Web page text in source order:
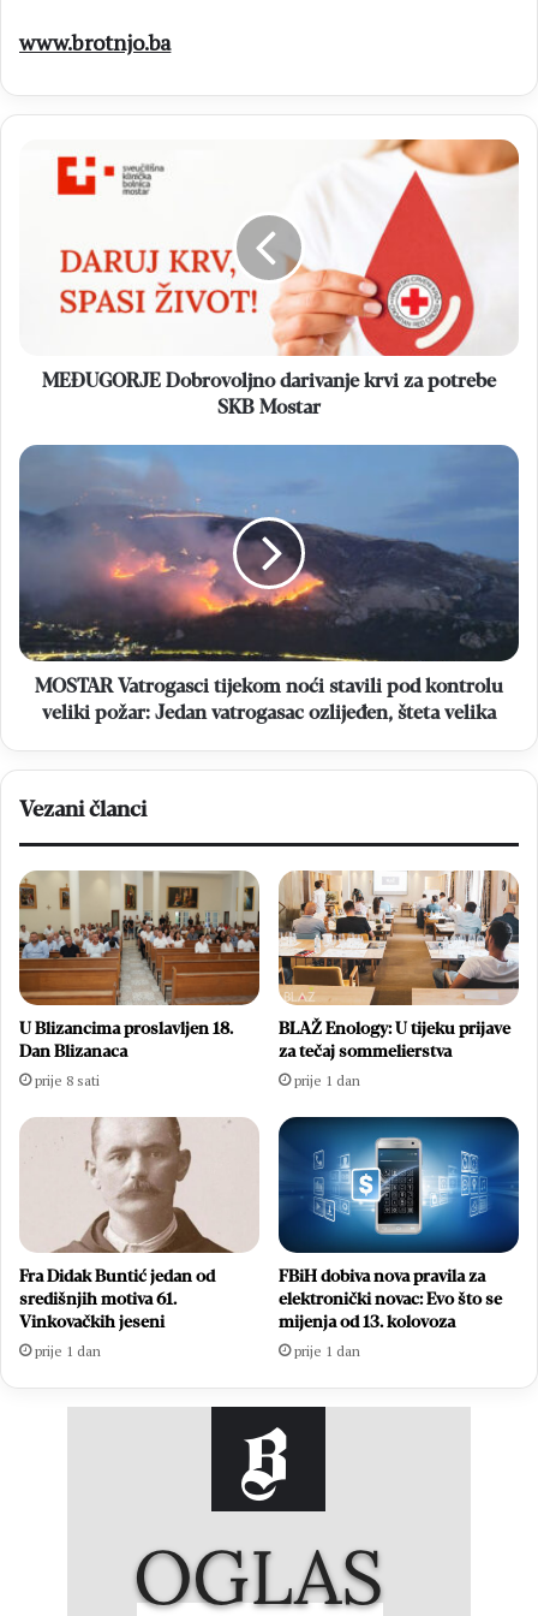
www.brotnjo.ba
Dobrovoljno
darivanje
potrebe
MEĐUGORJE Dobrovoljno darivanje krvi za potrebe
SKB Mostar
MOSTAR
kontrolu
veliki
požar:
Jedan
vatrogasac
MOSTAR Vatrogasci tijekom noći stavili pod kontrolu
veliki požar: Jedan vatrogasac ozlijeđen, šteta velika
Vezani članci
U Blizancima proslavljen 18.
Dan Blizanaca
prije 8 sati
BLAŽ Enology: U tijeku prijave
za tečaj sommelierstva
prije 1 dan
Fra Didak Buntić jedan od
središnjih motiva 61.
Vinkovačkih jeseni
prije 1 dan
FBiH dobiva nova pravila za
elektronički novac: Evo što se
mijenja od 13. kolovoza
prije 1 dan